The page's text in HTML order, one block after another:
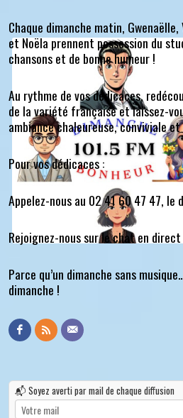
Chaque dimanche matin,
et Noëla prennent possession du
chansons et de bonne humeur !
Au rythme de vos dédicaces,
de la variété française et laissez-
ambiance chaleureuse, conviviale
Pour vos dédicaces :
Appelez-nous au 02 41 60 47 47, le
Rejoignez-nous sur le chat en direct
Parce qu’un dimanche sans
dimanche !
📬 Soyez averti par mail de chaque diffusion